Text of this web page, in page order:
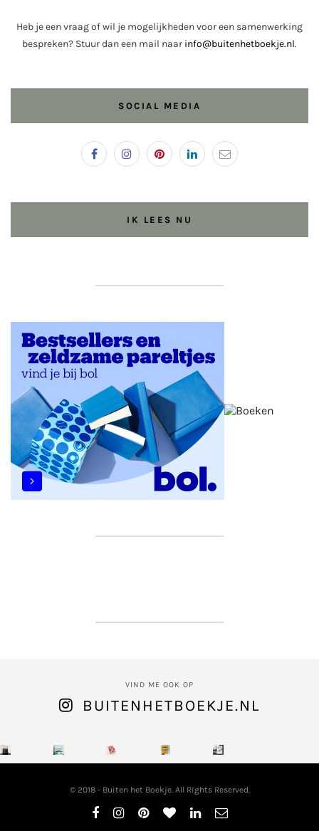
Heb je een vraag of wil je mogelijkheden voor een samenwerking
bespreken? Stuur dan een mail naar info@buitenhetboekje.nl.
SOCIAL MEDIA
IK LEES NU
VIND ME OOK OP
BUITENHETBOEKJE.NL
© 2018 - Buiten het Boekje. All Rights Reserved.